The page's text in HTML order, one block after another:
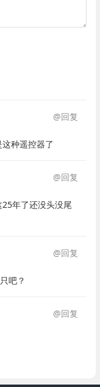
@回复
种遥控器了
@回复
年了还没头没尾
@回复
吧？
@回复